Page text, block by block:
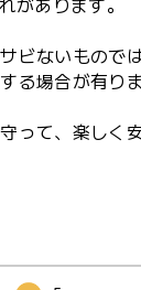
があります。
ビないもので
る場合が有りま
しく安全に